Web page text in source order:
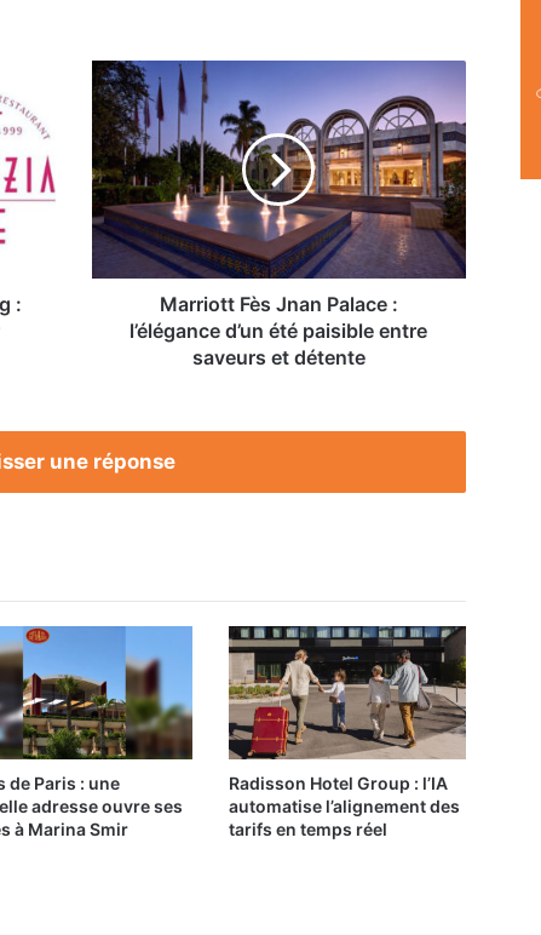
:
Marriott
Fès
Jnan
Palace
:
l’élégance
d’un
été
paisible
saveurs
Marriott Fès Jnan Palace :
l’élégance d’un été paisible entre
saveurs et détente
une réponse
de Paris : une
adresse ouvre ses
à Marina Smir
Radisson Hotel Group : l’IA
automatise l’alignement des
tarifs en temps réel